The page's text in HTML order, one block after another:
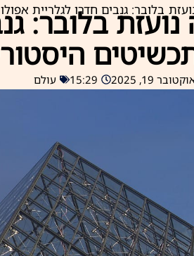
בלובר: גנבים חדרו לגלריית
בלובר:
19, 2025
15:29 עולם